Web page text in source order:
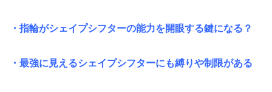
・指輪がシェイプシフターの能力を開眼する鍵になる？
・最強に見えるシェイプシフターにも縛りや制限がある